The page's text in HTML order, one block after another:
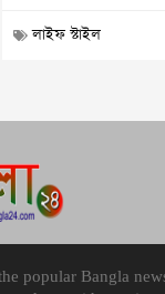
লাইফ স্টাইল
popular Bangla